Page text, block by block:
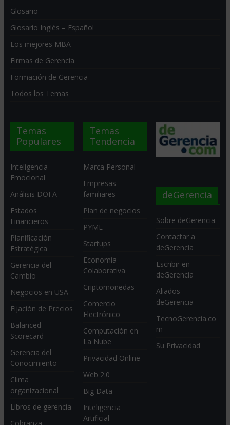
Glosario
Glosario Inglés – Español
Los mejores MBA
Firmas de Gerencia
Formación de Gerencia
Todos los Temas
Temas
Populares
Inteligencia
Emocional
Análisis DOFA
Estados
Financieros
Planificación
Estratégica
Gerencia del
Cambio
Negocios en USA
Fijación de Precios
Balanced
Scorecard
Gerencia del
Conocimiento
Clima
organizacional
Libros de gerencia
Temas
Tendencia
Marca Personal
Empresas
familiares
Plan de negocios
PYME
Startups
Economia
Colaborativa
Criptomonedas
Comercio
Electrónico
Computación en
La Nube
Privacidad Online
Web 2.0
Big Data
Inteligencia
Artificial
deGerencia
Sobre deGerencia
Contactar a
deGerencia
Escribir en
deGerencia
Aliados
deGerencia
TecnoGerencia.co
m
Su Privacidad